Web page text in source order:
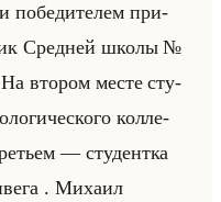
по­бе­ди­те­лем при­
Сред­ней школы №
вто­ром месте сту­
кол­ле­
— сту­дент­ка
. Ми­ха­ил